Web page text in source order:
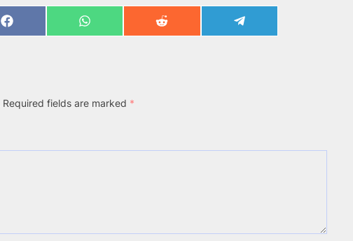
Share
on
Share
on
Share
on
Share
on
Required fields are marked *